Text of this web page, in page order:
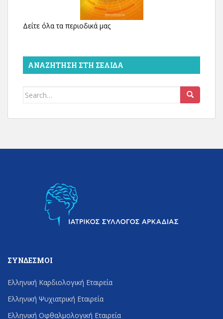
Δείτε όλα τα περιοδικά μας
ΑΝΑΖΉΤΗΣΗ ΣΤΗ ΣΕΛΊΔΑ
Search
ΣΎΝΔΕΣΜΟΙ
Ελληνική Καρδιολογική Εταιρεία
Ελληνική Ψυχιατρική Εταιρεία
Ελληνική Οφθαλμολογική Εταιρεία